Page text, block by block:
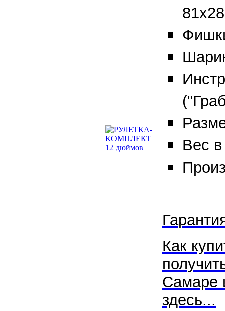
Вес в
Как
Самаре
здесь...